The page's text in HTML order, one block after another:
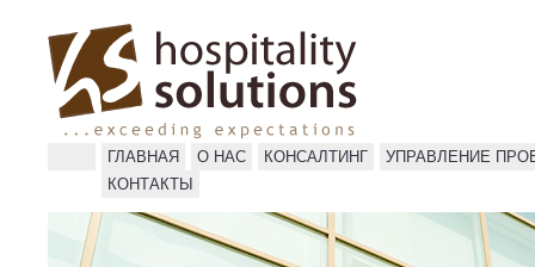
ГЛАВНАЯ О НАС КОНСАЛТИНГ
УПРАВЛЕНИЕ
КОНТАКТЫ